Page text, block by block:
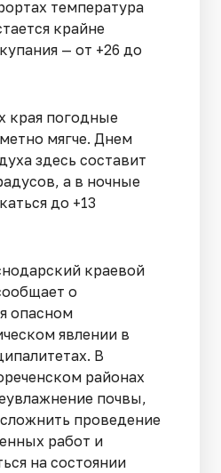
температура
крайне
— от +26 до
края погодные
мягче. Днем
здесь составит
а в ночные
до +13
краевой
о
опасном
явлении в
В
районах
почвы,
проведение
работ и
на состоянии